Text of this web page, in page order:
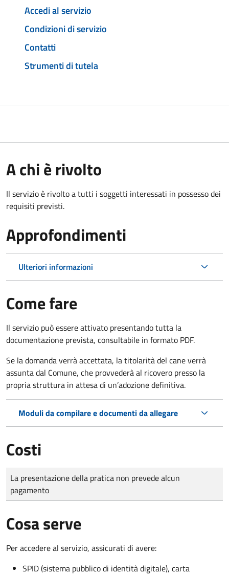
Accedi al servizio
Condizioni di servizio
Contatti
Strumenti di tutela
A chi è rivolto
Il servizio è rivolto a tutti i soggetti interessati in possesso dei
requisiti previsti.
Approfondimenti
Ulteriori informazioni
Come fare
Il servizio può essere attivato presentando tutta la
documentazione prevista, consultabile in formato PDF.
Se la domanda verrà accettata, la titolarità del cane verrà
assunta dal Comune, che provvederà al ricovero presso la
propria struttura in attesa di un’adozione definitiva.
Moduli da compilare e documenti da allegare
Costi
Tipo di pagamento
Importo
La presentazione della pratica non prevede alcun
pagamento
Cosa serve
Per accedere al servizio, assicurati di avere:
SPID (sistema pubblico di identità digitale), carta